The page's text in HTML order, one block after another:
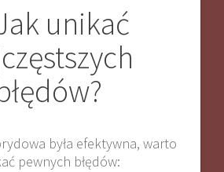
unikać
była efektywna, warto
pewnych błędów: